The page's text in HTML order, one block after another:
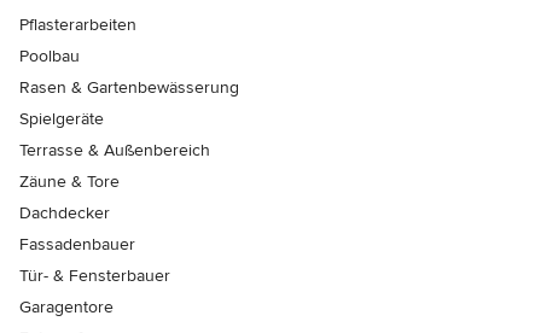
Pflasterarbeiten
Poolbau
Rasen & Gartenbewässerung
Spielgeräte
Terrasse & Außenbereich
Zäune & Tore
Dachdecker
Fassadenbauer
Tür- & Fensterbauer
Garagentore